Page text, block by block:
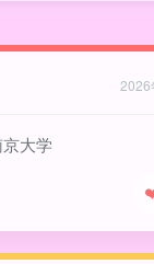
2026
大学